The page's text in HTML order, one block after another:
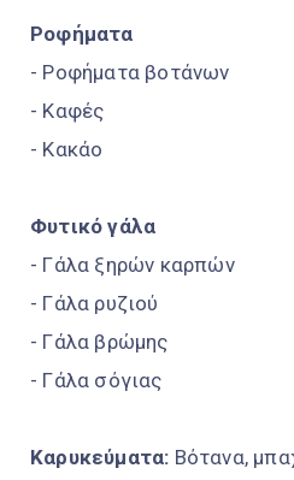
Ροφήματα
- Ροφήματα βοτάνων
- Καφές
- Κακάο
Φυτικό γάλα
- Γάλα ξηρών καρπών
- Γάλα ρυζιού
- Γάλα βρώμης
- Γάλα σόγιας
Καρυκεύματα: Βότανα,